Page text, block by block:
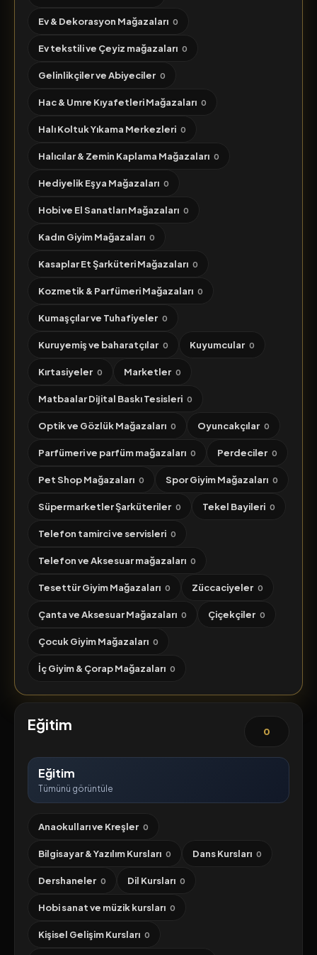
Ev & Dekorasyon Mağazaları 0
Ev tekstili ve Çeyiz mağazaları 0
Gelinlikçiler ve Abiyeciler 0
Hac & Umre Kıyafetleri Mağazaları 0
Halı Koltuk Yıkama Merkezleri 0
Halıcılar & Zemin Kaplama Mağazaları 0
Hediyelik Eşya Mağazaları 0
Hobi ve El Sanatları Mağazaları 0
Kadın Giyim Mağazaları 0
Kasaplar Et Şarküteri Mağazaları 0
Kozmetik & Parfümeri Mağazaları 0
Kumaşçılar ve Tuhafiyeler 0
Kuruyemiş ve baharatçılar 0 Kuyumcular 0
Kırtasiyeler 0 Marketler 0
Matbaalar Dijital Baskı Tesisleri 0
Optik ve Gözlük Mağazaları 0 Oyuncakçılar 0
Parfümeri ve parfüm mağazaları 0 Perdeciler 0
Pet Shop Mağazaları 0 Spor Giyim Mağazaları 0
Süpermarketler Şarküteriler 0 Tekel Bayileri 0
Telefon tamirci ve servisleri 0
Telefon ve Aksesuar mağazaları 0
Tesettür Giyim Mağazaları 0 Züccaciyeler 0
Çanta ve Aksesuar Mağazaları 0 Çiçekçiler 0
Çocuk Giyim Mağazaları 0
İç Giyim & Çorap Mağazaları 0
Eğitim 0
Eğitim
Tümünü görüntüle
Anaokulları ve Kreşler 0
Bilgisayar & Yazılım Kursları 0 Dans Kursları 0
Dershaneler 0 Dil Kursları 0
Hobi sanat ve müzik kursları 0
Kişisel Gelişim Kursları 0